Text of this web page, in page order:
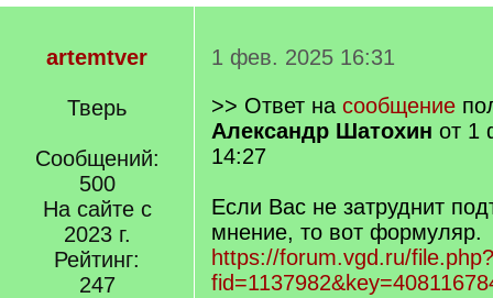
artemtver
Тверь
Сообщений:
500
На сайте с
2023 г.
Рейтинг:
247
1 фев. 2025 16:31
>> Ответ на сообщение
Александр Шатохин от 1
14:27
Если Вас не затруднит
мнение, то вот формуляр.
https://forum.vgd.ru/file.php?